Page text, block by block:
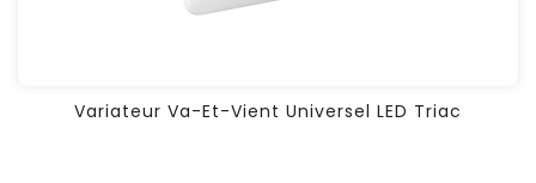
Variateur Va-Et-Vient Universel LED Triac